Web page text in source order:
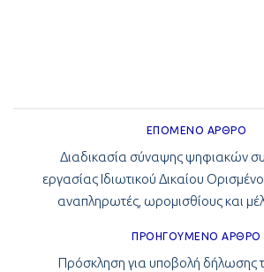
ΕΠΌΜΕΝΟ ΆΡΘΡΟ
Διαδικασία σύναψης ψηφιακών
εργασίας Ιδιωτικού Δικαίου
αναπληρωτές, ωρομισθίους και
ΠΡΟΗΓΟΎΜΕΝΟ ΆΡΘΡΟ
Πρόσκληση για υποβολή δήλωσης